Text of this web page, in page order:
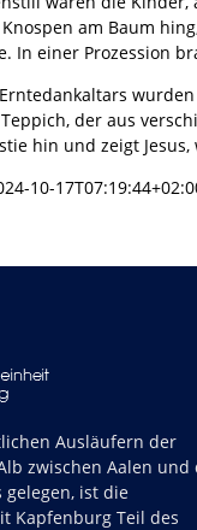
am Baum
In einer Prozession
der aus
hin und zeigt
10-
Ausläufern der
zwischen Aalen und
gelegen, ist die
Kapfenburg Teil des